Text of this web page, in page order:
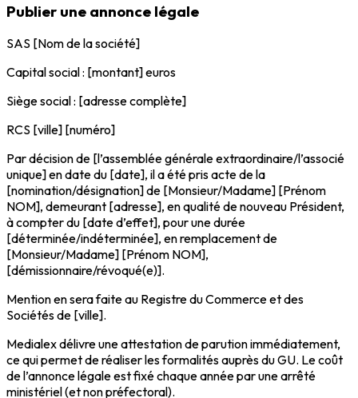
Publier une annonce légale
SAS [Nom de la société]
Capital social : [montant] euros
Siège social : [adresse complète]
RCS [ville] [numéro]
Par décision de [l’assemblée générale extraordinaire/l’associé
unique] en date du [date], il a été pris acte de la
[nomination/désignation] de [Monsieur/Madame] [Prénom
NOM], demeurant [adresse], en qualité de nouveau Président,
à compter du [date d’effet], pour une durée
[déterminée/indéterminée], en remplacement de
[Monsieur/Madame] [Prénom NOM],
[démissionnaire/révoqué(e)].
Mention en sera faite au Registre du Commerce et des
Sociétés de [ville].
Medialex délivre une attestation de parution immédiatement,
ce qui permet de réaliser les formalités auprès du GU. Le coût
de l’annonce légale est fixé chaque année par une arrêté
ministériel (et non préfectoral).